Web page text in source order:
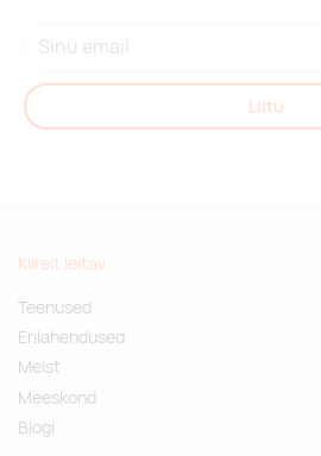
Liitu
Kiirelt leitav
Teenused
Erilahendused
Meist
Meeskond
Blogi